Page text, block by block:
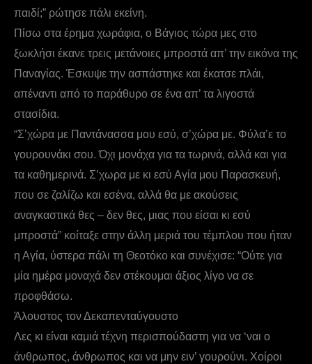
παιδί;” ρώτησε πάλι εκείνη.
Πίσω στα έρημα χωράφια, ο Βάγιος τώρα μες στο
ξωκλήσι έκανε τρεις μετάνοιες μπροστά απ’ την εικόνα της
Παναγίας. Έσκυψε την ασπάστηκε και έκατσε πλάι,
απέναντι από το παράθυρο σε ένα απ’ τα λιγοστά
στασίδια.
“Σ’χώρα με Παντάνασσα μου εσύ, σ’χώρα με. Φύλα’ε το
γουρουνάκι σου. Όχι μονάχα για τα τωρινά, αλλά και για
τα καθημερινά. Σ’χωρα με κι εσύ Αγία μου Παρασκευή,
που σε ζαλίζω και εσένα, αλλά θα με ακούσεις
αναγκαστικά θες – δεν θες, μιας που είσαι κι εσύ
μπροστά” κοίταξε στην άλλη μεριά του τέμπλου που ήταν
η Αγία, ύστερα πάλι τη Θεοτόκο και συνέχισε: “Ούτε για
μία ημέρα μοναχά δεν στέκουμαι άξιος λίγο να σε
προφθάσω.
Άλουστος τον Δεκαπενταύγουστο
Λες κι είναι καμιά τέχνη περισπούδαστη για να ‘ναι ο
άνθρωπος, άνθρωπος και να μην ειν’ γουρούνι. Χοίροι